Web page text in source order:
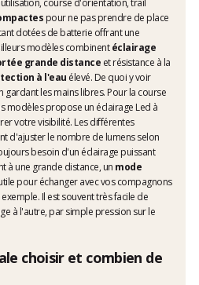
course d'orientation, trail
pour ne pas prendre de place
dotées de batterie offrant une
modèles combinentéclairage
grande distance et résistance à la
à l'eau élevé. De quoi y voir
les mains libres. Pour la course
modèles propose un éclairage Led à
votre visibilité. Les différentes
d'ajuster le nombre de lumens selon
besoin d'un éclairage puissant
à une grande distance, un mode
pour échanger avec vos compagnons
Il est souvent très facile de
à l'autre, par simple pression sur le
choisir et combien de